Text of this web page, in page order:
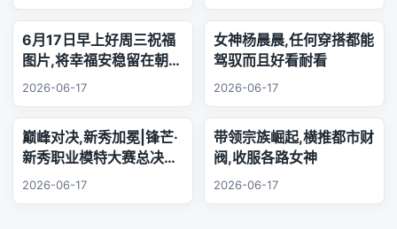
6月17日早上好周三祝福
图片,将幸福安稳留在朝夕
身旁,把珍贵友谊珍藏心
欢声笑语陪伴每日日常.
2026-06-17
女神杨晨晨,任何穿搭都能
驾驭而且好看耐看
2026-06-17
巅峰对决,新秀加冕|锋芒·
新秀职业模特大赛总决赛,
三幕秀场演绎极致美学
2026-06-17
带领宗族崛起,横推都市财
阀,收服各路女神
2026-06-17